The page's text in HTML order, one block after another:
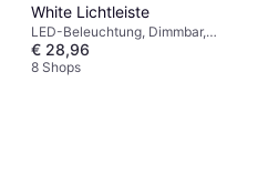
White Lichtleiste
LED-Beleuchtung, Dimmbar,
Fernbedienung, Weiß, Kunststoff
€ 28,96
8 Shops